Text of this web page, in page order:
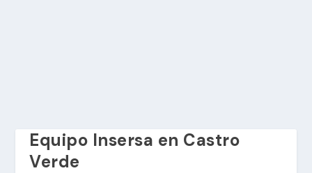
Equipo Insersa en Castro
Verde